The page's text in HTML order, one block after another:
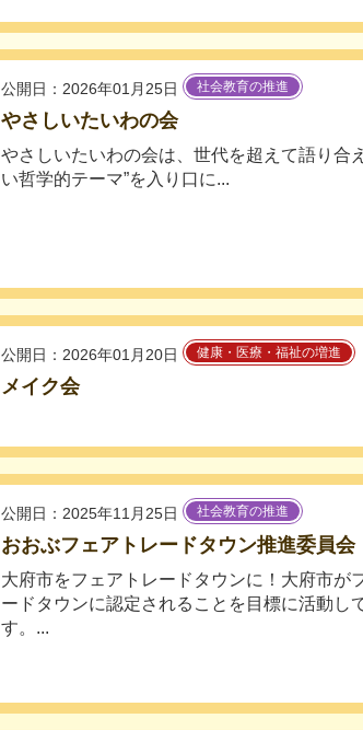
公開日：2026年01月25日 社会教育の推進
やさしいたいわの会
やさしいたいわの会は、世代を超えて語り合
い哲学的テーマ”を入り口に...
公開日：2026年01月20日 健康・医療・福祉の増進
メイク会
公開日：2025年11月25日 社会教育の推進
おおぶフェアトレードタウン推進委員会
大府市をフェアトレードタウンに！大府市が
ードタウンに認定されることを目標に活動し
す。...